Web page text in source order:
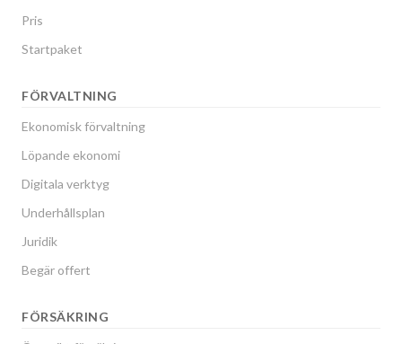
Pris
Startpaket
FÖRVALTNING
Ekonomisk förvaltning
Löpande ekonomi
Digitala verktyg
Underhållsplan
Juridik
Begär offert
FÖRSÄKRING